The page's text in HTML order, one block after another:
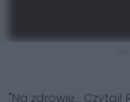
"Na zdrowie… Czytaj!